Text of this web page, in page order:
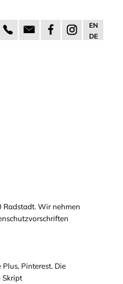
EN
DE
Radstadt. Wir nehmen
Pinterest. Die
Skript